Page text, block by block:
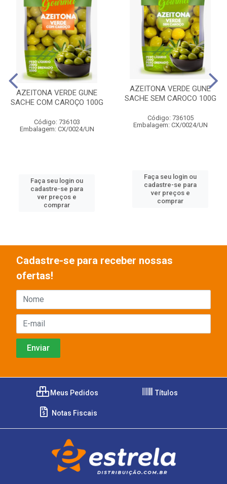
AZEITONA VERDE GUNE
SACHE COM CAROÇO 100G
Código: 736103
Embalagem: CX/0024/UN
Faça seu login ou
cadastre-se para
ver preços e
comprar
AZEITONA VERDE GUNE
SACHE SEM CAROCO 100G
Código: 736105
Embalagem: CX/0024/UN
Faça seu login ou
cadastre-se para
ver preços e
comprar
Cadastre-se para receber nossas
ofertas!
Meus Pedidos Títulos
Notas Fiscais